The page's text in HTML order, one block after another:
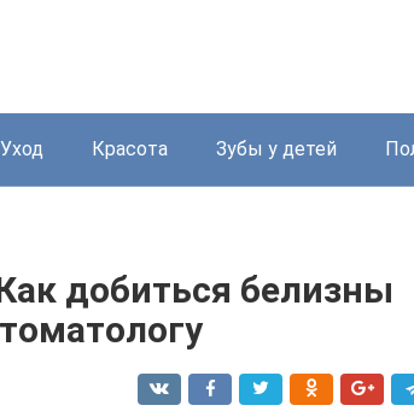
Уход Красота Зубы у детей
добиться белизны